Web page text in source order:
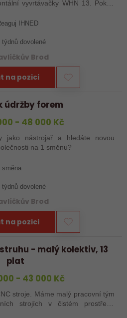
vyvrtávačky WHN 13. Pokud
ideální kandidát…
IHNED
týdnů dovolené
Brod
na pozici
údržby forem
- 48 000 Kč
jako nástrojař a hledáte novou
na 1 směnu?
směna
týdnů dovolené
Brod
na pozici
- malý kolektiv, 13
plat
- 43 000 Kč
stroje. Máme malý pracovní tým
strojích v čistém prostředí.